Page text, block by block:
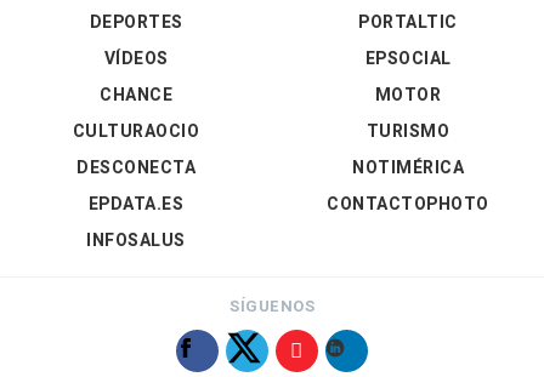
DEPORTES
VÍDEOS
PORTALTIC
EPSOCIAL
CHANCE
CULTURAOCIO
DESCONECTA
EPDATA.ES
INFOSALUS
MOTOR
TURISMO
NOTIMÉRICA
CONTACTOPHOTO
SÍGUENOS